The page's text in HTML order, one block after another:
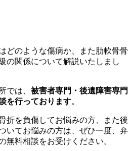
どのような傷病か、また肋軟骨骨
の関係について解説いたしまし
では、 被害者専門・後遺障害専門
を行っております。
折を負傷してお悩みの方、また後
いてお悩みの方は、ぜひ一度、弁
無料相談をお受けください。